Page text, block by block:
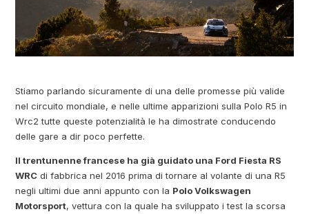
Stiamo parlando sicuramente di una delle promesse più valide
nel circuito mondiale, e nelle ultime apparizioni sulla Polo R5 in
Wrc2 tutte queste potenzialità le ha dimostrate conducendo
delle gare a dir poco perfette.
Il trentunenne francese ha già guidato una Ford Fiesta RS
WRC di fabbrica nel 2016 prima di tornare al volante di una R5
negli ultimi due anni appunto con la Polo Volkswagen
Motorsport, vettura con la quale ha sviluppato i test la scorsa